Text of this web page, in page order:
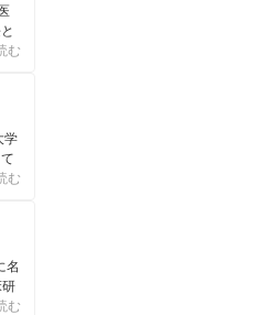
む
学
む
名
む